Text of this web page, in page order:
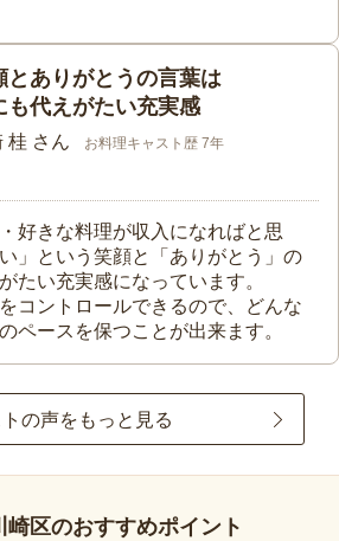
とありがとうの言葉は
も代えがたい充実感
桂 さん お料理キャスト歴 7年
好きな料理が収入になればと思
」という笑顔と「ありがとう」の
たい充実感になっています。
コントロールできるので、どんな
ペースを保つことが出来ます。
の声をもっと見る
区のおすすめポイント